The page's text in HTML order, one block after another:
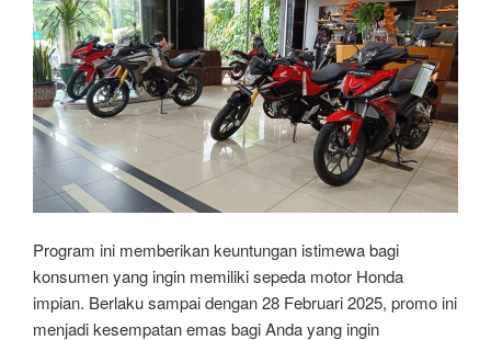
Program ini memberikan keuntungan istimewa bagi
konsumen yang ingin memiliki sepeda motor Honda
impian. Berlaku sampai dengan 28 Februari 2025, promo ini
menjadi kesempatan emas bagi Anda yang ingin